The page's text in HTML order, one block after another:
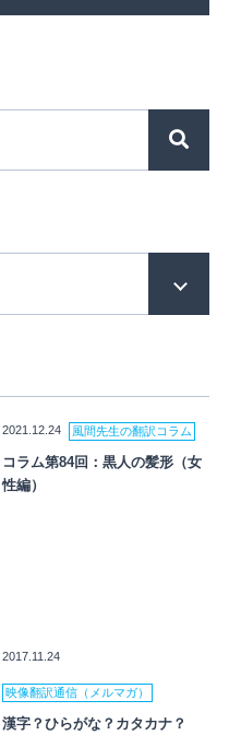
2021.12.24 風間先生の翻訳コラム
コラム第84回：黒人の髪形（女
性編）
2017.11.24
映像翻訳通信（メルマガ）
漢字？ひらがな？カタカナ？